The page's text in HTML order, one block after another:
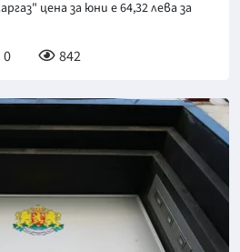
цена за юни е 64,32 лева за
0 842